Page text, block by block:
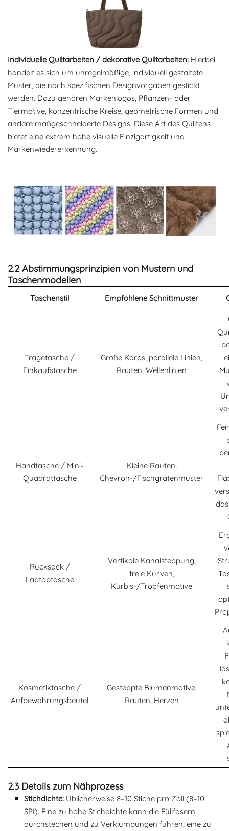
Individuelle Quiltarbeiten / dekorative Quiltarbeiten: Hierbei
handelt es sich um unregelmäßige, individuell gestaltete
Muster, die nach spezifischen Designvorgaben gestickt
werden. Dazu gehören Markenlogos, Pflanzen- oder
Tiermotive, konzentrische Kreise, geometrische Formen und
andere maßgeschneiderte Designs. Diese Art des Quiltens
bietet eine extrem hohe visuelle Einzigartigkeit und
Markenwiedererkennung.
2.2 Abstimmungsprinzipien von Mustern und
Taschenmodellen
Taschenstil Empfohlene Schnittmuster
Tragetasche /
Einkaufstasche
Große Karos, parallele Linien,
Rauten, Wellenlinien
Handtasche / Mini-
Quadrattasche
Kleine Rauten,
Chevron-/Fischgrätenmuster
Rucksack /
Laptoptasche
Vertikale Kanalsteppung,
freie Kurven,
Kürbis-/Tropfenmotive
Kosmetiktasche /
Aufbewahrungsbeutel
Gesteppte Blumenmotive,
Rauten, Herzen
2.3 Details zum Nähprozess
Stichdichte: Üblicherweise 8–10 Stiche pro Zoll (8–10
SPI). Eine zu hohe Stichdichte kann die Füllfasern
durchstechen und zu Verklumpungen führen; eine zu